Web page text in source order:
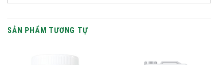
SẢN PHẨM TƯƠNG TỰ